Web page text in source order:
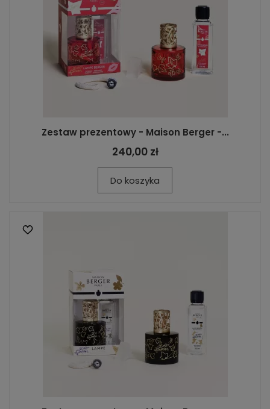
Zestaw prezentowy - Maison Berger -...
240,00 zł
Do koszyka